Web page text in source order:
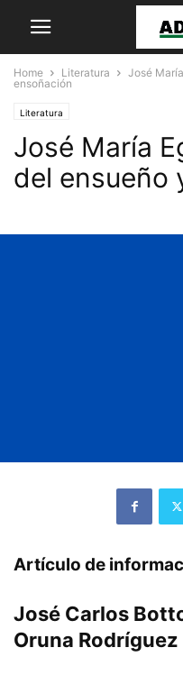
Home Literatura
José
ensoñación
Literatura
José María
del ensueño
Artículo de
José Carlos
Oruna Rodríguez